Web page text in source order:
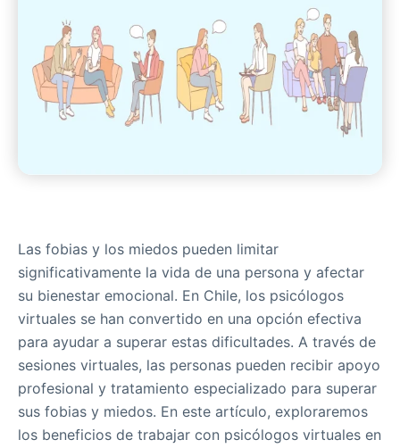
Las fobias y los miedos pueden limitar
significativamente la vida de una persona y afectar
su bienestar emocional. En Chile, los psicólogos
virtuales se han convertido en una opción efectiva
para ayudar a superar estas dificultades. A través de
sesiones virtuales, las personas pueden recibir apoyo
profesional y tratamiento especializado para superar
sus fobias y miedos. En este artículo, exploraremos
los beneficios de trabajar con psicólogos virtuales en